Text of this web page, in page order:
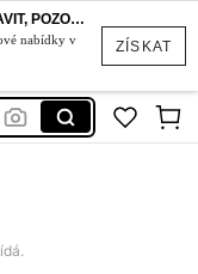
ZÍSKAT
APLIKACE SHEIN APP – PŘIPRAVIT, POZOR, STYL!
nabídky v